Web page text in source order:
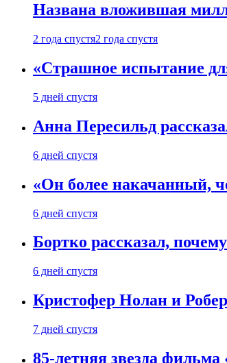
Названа вложившая
2 года спустя2 года спустя
«Страшное испытание
5 дней спустя
Анна Пересильд
6 дней спустя
«Он более накачанный,
6 дней спустя
Бортко рассказал,
6 дней спустя
Кристофер Нолан и
7 дней спустя
85-летняя звезда